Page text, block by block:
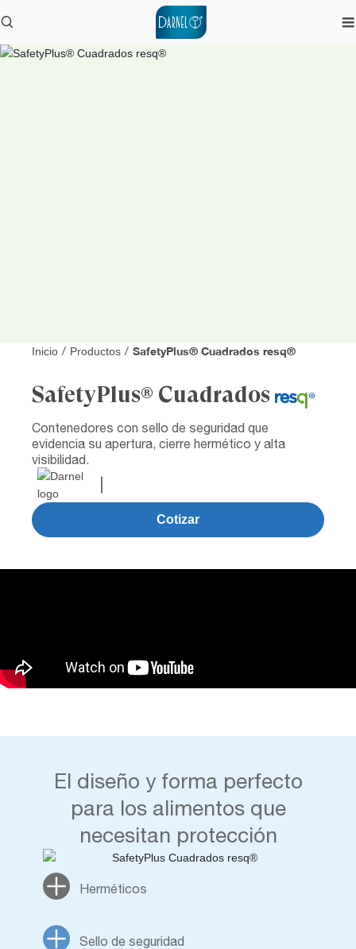
Inicio / Productos / SafetyPlus® Cuadrados resq®
SafetyPlus® Cuadrados
Contenedores con sello de seguridad que
evidencia su apertura, cierre hermético y alta
visibilidad.
Cotizar
El diseño y forma perfecto
para los alimentos que
necesitan protección
Herméticos
Sello de seguridad